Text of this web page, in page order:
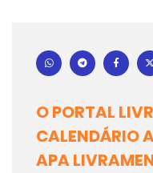
O PORTAL
CALENDÁRIO
APA